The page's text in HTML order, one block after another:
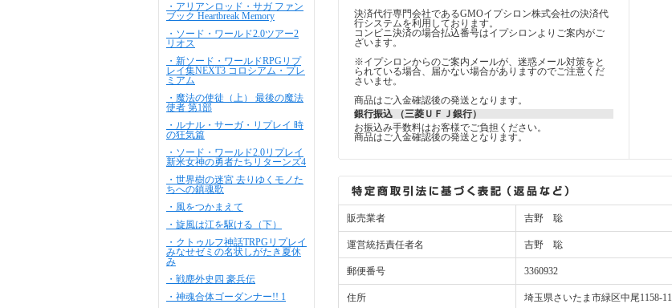
・アリアンロッド・サガ ファン
ブック Heartbreak Memory
・ソード・ワールド2.0ツアー2
リオス
・新ソード・ワールドRPGリプ
レイ集NEXT3 コロシアム・プレ
ミアム
・魔法の使徒（上） 最後の魔法
使者 第1部
・ルナル・サーガ・リプレイ 時
の狂気篇
・ソード・ワールド2.0リプレイ
新米女神の勇者たちリターンズ4
・世界樹の迷宮 去りゆくモノた
ちへの鎮魂歌
・風をつかまえて
・旋風は江を駆ける（下）
・クトゥルフ神話TRPGリプレイ
みなせゼミの名状しがたき夏休
み
・戦塵外史四 豪兵伝
・神魂合体ゴーダンナー!! 1
決済代行専門会社であるGMOイプシロン株式会社の決済代
行システムを利用しております。
コンビニ決済の場合払込番号はイプシロンよりご案内がご
ざいます。
※イプシロンからのご案内メールが、迷惑メール対策をと
られている場合、届かない場合がありますのでご注意くだ
さいませ。
商品はご入金確認後の発送となります。
銀行振込 （三菱ＵＦＪ銀行）
お振込み手数料はお客様でご負担ください。
商品はご入金確認後の発送となります。
販売業者 吉野 聡
運営統括責任者名 吉野 聡
郵便番号 3360932
住所 埼玉県さいたま市緑区中尾1158-11